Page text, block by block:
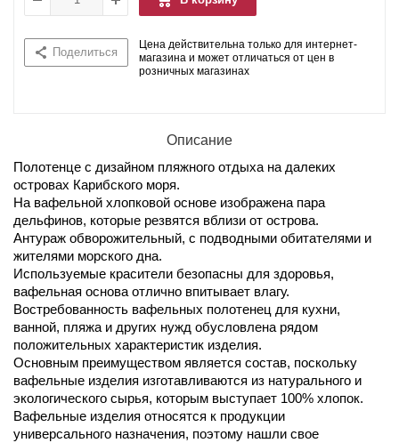
Поделиться
Цена действительна только для интернет-
магазина и может отличаться от цен в
розничных магазинах
Описание
Полотенце с дизайном пляжного отдыха на далеких
островах Карибского моря.
На вафельной хлопковой основе изображена пара
дельфинов, которые резвятся вблизи от острова.
Антураж обворожительный, с подводными обитателями и
жителями морского дна.
Используемые красители безопасны для здоровья,
вафельная основа отлично впитывает влагу.
Востребованность вафельных полотенец для кухни,
ванной, пляжа и других нужд обусловлена рядом
положительных характеристик изделия.
Основным преимуществом является состав, поскольку
вафельные изделия изготавливаются из натурального и
экологического сырья, которым выступает 100% хлопок.
Вафельные изделия относятся к продукции
универсального назначения, поэтому нашли свое